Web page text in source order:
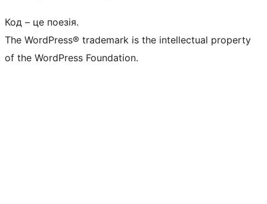
Код – це поезія.
The WordPress® trademark is the intellectual property
of the WordPress Foundation.